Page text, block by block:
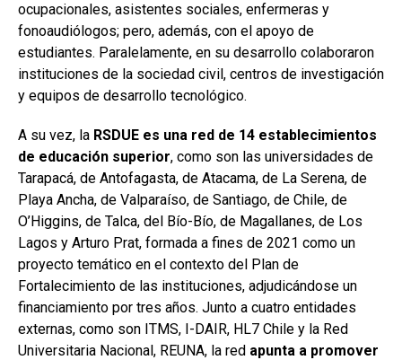
ocupacionales, asistentes sociales, enfermeras y
fonoaudiólogos; pero, además, con el apoyo de
estudiantes. Paralelamente, en su desarrollo colaboraron
instituciones de la sociedad civil, centros de investigación
y equipos de desarrollo tecnológico.
A su vez, la RSDUE es una red de 14 establecimientos
de educación superior, como son las universidades de
Tarapacá, de Antofagasta, de Atacama, de La Serena, de
Playa Ancha, de Valparaíso, de Santiago, de Chile, de
O’Higgins, de Talca, del Bío-Bío, de Magallanes, de Los
Lagos y Arturo Prat, formada a fines de 2021 como un
proyecto temático en el contexto del Plan de
Fortalecimiento de las instituciones, adjudicándose un
financiamiento por tres años. Junto a cuatro entidades
externas, como son ITMS, I-DAIR, HL7 Chile y la Red
Universitaria Nacional, REUNA, la red apunta a promover